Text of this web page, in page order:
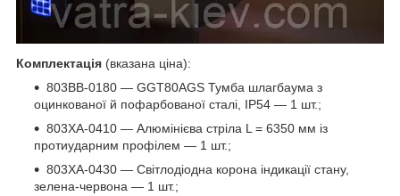
Комплектація (вказана ціна):
803BB-0180 — GGT80AGS Тумба шлагбаума з
оцинкованої й пофарбованої сталі, IP54 — 1 шт.;
803XA-0410 — Алюмінієва стріла L = 6350 мм із
протиударним профілем — 1 шт.;
803XA-0430 — Світлодіодна корона індикації стану,
зелена-червона — 1 шт.;